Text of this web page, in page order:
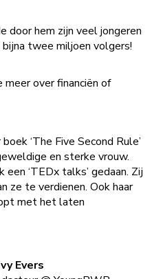
door hem zijn veel jongeren
twee miljoen volgers!
over financiën of
‘The Five Second Rule’
en sterke vrouw.
‘TEDx talks’ gedaan. Zij
ze te verdienen. Ook haar
met het laten
Evers